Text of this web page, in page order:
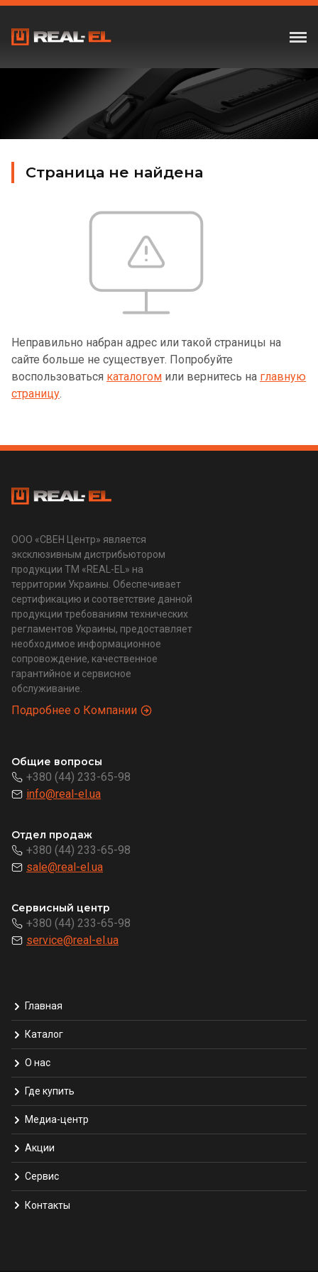
Страница не найдена
Неправильно набран адрес или такой страницы на
сайте больше не существует. Попробуйте
воспользоваться каталогом или вернитесь на главную
страницу.
ООО «СВЕН Центр» является
эксклюзивным дистрибьютором
продукции ТМ «REAL-EL» на
территории Украины. Обеспечивает
сертификацию и соответствие данной
продукции требованиям технических
регламентов Украины, предоставляет
необходимое информационное
сопровождение, качественное
гарантийное и сервисное
обслуживание.
Подробнее о Компании
Общие вопросы
+380 (44) 233-65-98
info@real-el.ua
Отдел продаж
+380 (44) 233-65-98
sale@real-el.ua
Сервисный центр
+380 (44) 233-65-98
service@real-el.ua
Главная
Каталог
О нас
Где купить
Медиа-центр
Акции
Сервис
Контакты